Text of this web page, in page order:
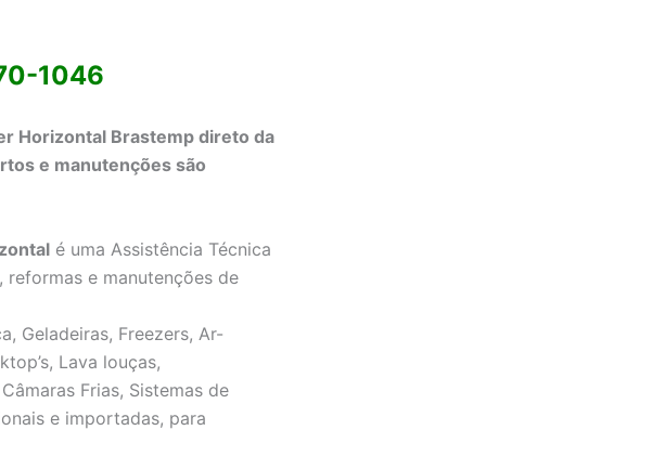
1046
Horizontal Brastemp direto da
e manutenções são
é uma Assistência Técnica
e manutenções de
Geladeiras, Freezers, Ar-
Lava louças,
Frias, Sistemas de
e importadas, para